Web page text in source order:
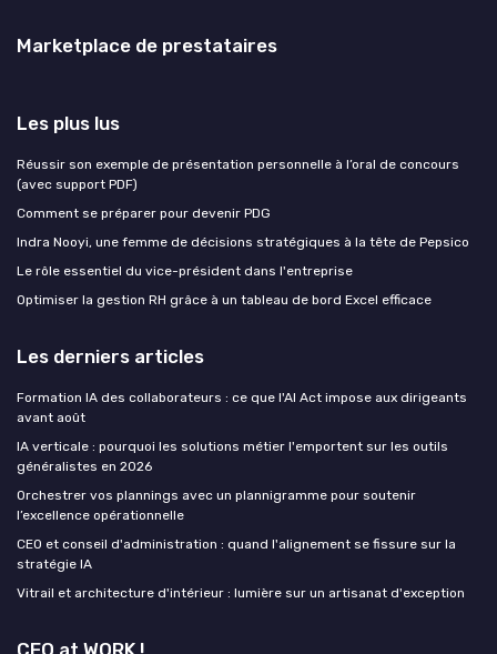
Marketplace de prestataires
Les plus lus
Réussir son exemple de présentation personnelle à l’oral de concours
(avec support PDF)
Comment se préparer pour devenir PDG
Indra Nooyi, une femme de décisions stratégiques à la tête de Pepsico
Le rôle essentiel du vice-président dans l'entreprise
Optimiser la gestion RH grâce à un tableau de bord Excel efficace
Les derniers articles
Formation IA des collaborateurs : ce que l'AI Act impose aux dirigeants
avant août
IA verticale : pourquoi les solutions métier l'emportent sur les outils
généralistes en 2026
Orchestrer vos plannings avec un plannigramme pour soutenir
l’excellence opérationnelle
CEO et conseil d'administration : quand l'alignement se fissure sur la
stratégie IA
Vitrail et architecture d'intérieur : lumière sur un artisanat d'exception